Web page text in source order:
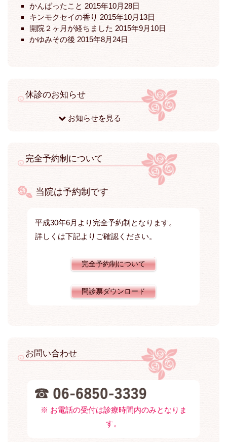
かんばったこと 2015年10月28日
キンモクセイの香り 2015年10月13日
開院２ヶ月が経ちました 2015年9月10日
かゆみその後 2015年8月24日
休診のお知らせ
お知らせを見る
完全予約制について
当院は予約制です
平成30年6月より完全予約制となります。
詳しくは下記よりご確認ください。
完全予約制について
問診票ダウンロード
お問い合わせ
※ お電話の受付は診療時間内のみとなりま
す。